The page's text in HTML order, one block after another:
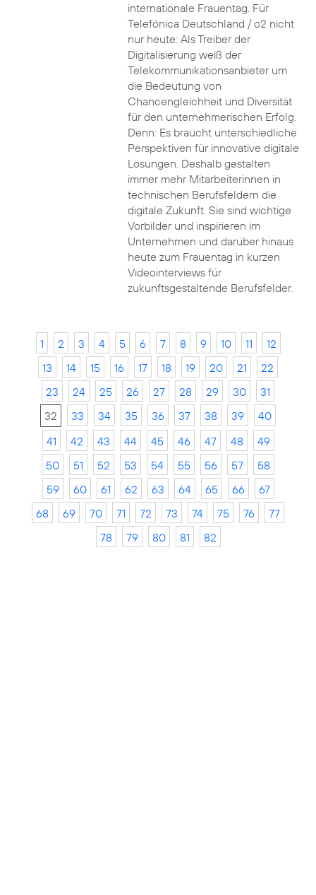
internationale Frauentag. Für
Telefónica Deutschland / o2 nicht
nur heute: Als Treiber der
Digitalisierung weiß der
Telekommunikationsanbieter um
die Bedeutung von
Chancengleichheit und Diversität
für den unternehmerischen Erfolg.
Denn: Es braucht unterschiedliche
Perspektiven für innovative digitale
Lösungen. Deshalb gestalten
immer mehr Mitarbeiterinnen in
technischen Berufsfeldern die
digitale Zukunft. Sie sind wichtige
Vorbilder und inspirieren im
Unternehmen und darüber hinaus
heute zum Frauentag in kurzen
Videointerviews für
zukunftsgestaltende Berufsfelder.
1 2 3 4 5 6 7 8 9 10 11
12
13
14 15 16 17 18 19 20 21
22
23
24 25 26 27 28 29 30
31
32
33 34 35 36 37 38 39
40
41
42 43 44 45 46 47 48
49
50
51 52 53 54 55 56 57
58
59
60 61 62 63 64 65 66
67
68
69 70 71 72 73 74 75 76
77
78
79 80 81 82